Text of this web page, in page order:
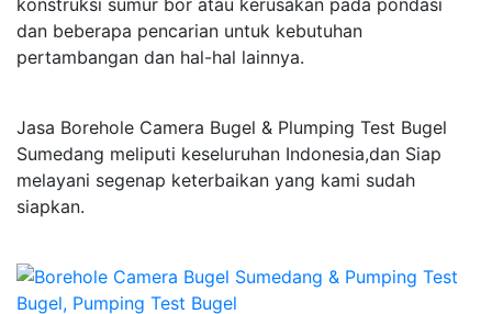
konstruksi sumur bor atau kerusakan pada pondasi
dan beberapa pencarian untuk kebutuhan
pertambangan dan hal-hal lainnya.
Jasa Borehole Camera Bugel & Plumping Test Bugel
Sumedang meliputi keseluruhan Indonesia,dan Siap
melayani segenap keterbaikan yang kami sudah
siapkan.